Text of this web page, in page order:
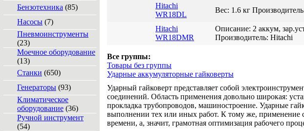
Бензотехника (85)
Насосы (7)
Пневмоинструменты
(23)
Моечное оборудование
(13)
Станки (650)
Генераторы (93)
Климатическое
оборудование (36)
Ручной инструмент
(54)
Hitachi
WR18DL
Вес: 1.6 кг
Hitachi
WR18DMR
Описание: 2 аккум,
Производитель: Hitachi
Все группы:
Товары без группы
Ударные аккумуляторные гайковерты
Ударный гайковерт представляет собой
соединений. Область применения довольно широкая:
прокладка трубопроводов, машиностроение. Ударные
выполнении тех или иных работ. К тому же, применение
времени, а, значит, грамотная оптимизация рабочего